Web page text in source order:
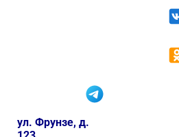
ул. Фрунзе, д.